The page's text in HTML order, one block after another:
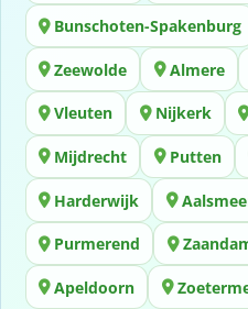
Bunschoten-Spakenburg
Zeewolde Almere
Vleuten Nijkerk
Mijdrecht Putten
Harderwijk
Purmerend
Apeldoorn